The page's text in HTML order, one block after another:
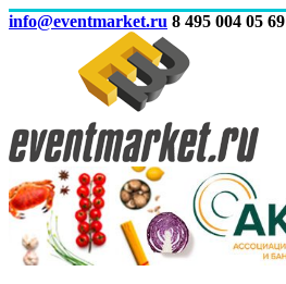
info@eventmarket.ru 8 495 004 05 69